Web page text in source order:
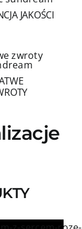
JAKOŚCI